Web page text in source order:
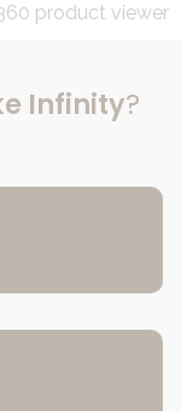
product viewer
Infinity?